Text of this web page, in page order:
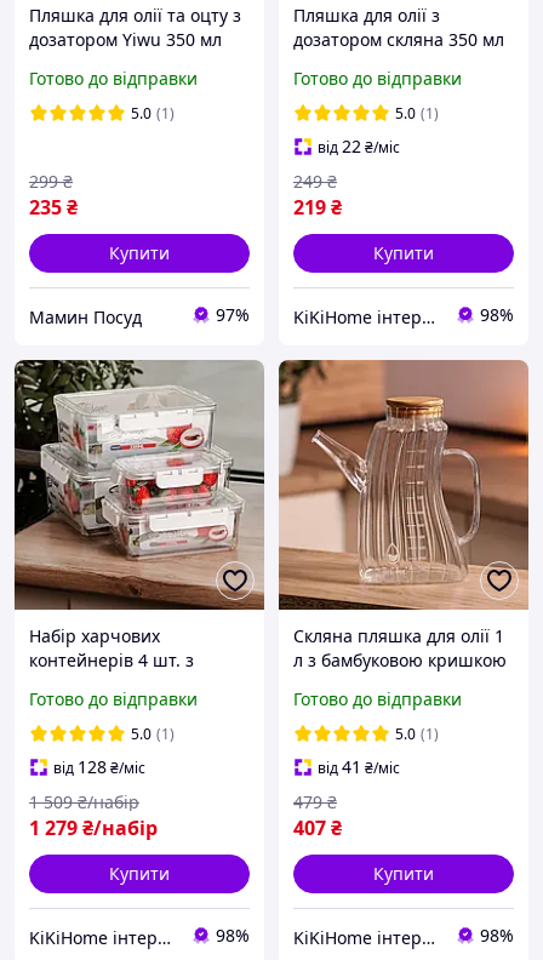
Пляшка для олії та оцту з
дозатором Yiwu 350 мл
Готово до відправки
5.0 (1)
235₴
299 ₴
Купити
Мамин Посуд 97%
Пляшка для олії з
дозатором скляна 350 мл
з дозатором
Готово до відправки
5.0 (1)
від22₴/міс
219₴
249 ₴
Купити
KiKiHome інтернет-магазин якісних товарів для дому 98%
Набір харчових
контейнерів 4 шт. з
набір судків для їжі
контейнери для
зберігання
Готово до відправки
5.0 (1)
від 128₴/міс
1 279₴/набір
1 509 ₴/набір
Купити
KiKiHome інтернет-магазин якісних товарів для дому 98%
Скляна пляшка для олії 1
л з бамбуковою кришкою
ручкою мірна
Готово до відправки
5.0 (1)
від41 ₴/міс
407₴
479 ₴
Купити
KiKiHome інтернет-магазин якісних товарів для дому 98%